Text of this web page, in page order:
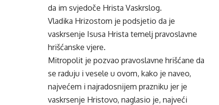
da im svjedoče Hrista Vaskrslog.
Vladika Hrizostom je podsjetio da je
vaskrsenje Isusa Hrista temelj pravoslavne
hrišćanske vjere.
Mitropolit je pozvao pravoslavne hrišćane da
se raduju i vesele u ovom, kako je naveo,
najvećem i najradosnijem prazniku jer je
vaskrsenje Hristovo, naglasio je, najveći